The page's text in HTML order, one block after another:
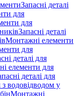
Запасні деталі
для
для
Запасні деталі
Монтажні елементи
для
деталі для
елементи для
деталі для
водовідводом у
Монтажні